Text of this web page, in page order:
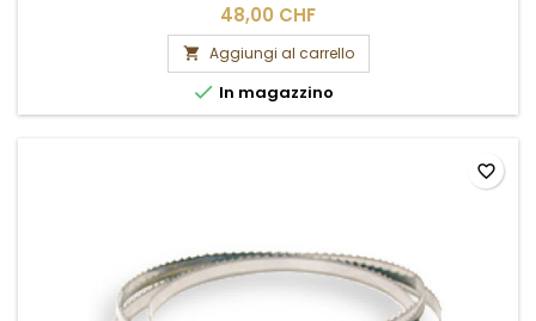
48,00 CHF
 Aggiungi al carrello
 In magazzino
favorite_border